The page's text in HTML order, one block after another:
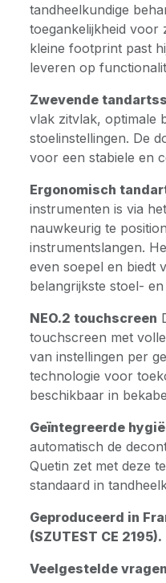
tandheelkundige
toegankelijkheid voor
kleine footprint past
leveren op
Zwevende
vlak zitvlak, optimale
stoelinstellingen. De
voor een stabiele en
Ergonomisch
instrumenten is via
nauwkeurig te
instrumentslangen.
even soepel en biedt
belangrijkste stoel-
NEO.2 touchscreen
touchscreen met
van instellingen per
technologie voor
beschikbaar in
Geïntegreerde
automatisch de
Quetin zet met deze
standaard in
Geproduceerd in
(SZUTEST CE 2195).
Veelgestelde vragen